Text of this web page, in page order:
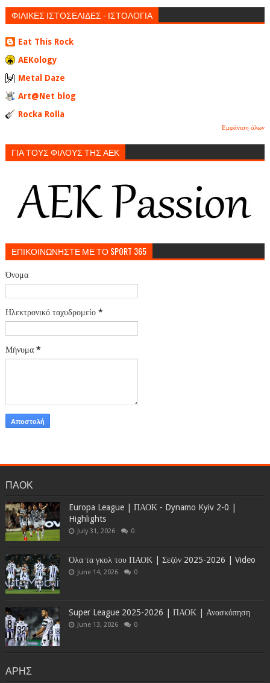
ΦΙΛΙΚΕΣ ΙΣΤΟΣΕΛΙΔΕΣ - ΙΣΤΟΛΟΓΙΑ
Eat This Rock
AEKology
Metal Daze
Art@Net blog
Rocka Rolla
Εμφάνιση όλων
ΓΙΑ ΤΟΥΣ ΦΙΛΟΥΣ ΤΗΣ ΑΕΚ
ΕΠΙΚΟΙΝΩΝΗΣΤΕ ΜΕ ΤΟ SPORT 365
Όνομα
Ηλεκτρονικό ταχυδρομείο *
Μήνυμα *
ΠΑΟΚ
Europa League | ΠΑΟΚ - Dynamo Kyiv 2-0 |
Highlights
July 31, 2026 0
Όλα τα γκολ του ΠΑΟΚ | Σεζόν 2025-2026 | Video
June 14, 2026 0
Super League 2025-2026 | ΠΑΟΚ | Ανασκόπηση
June 13, 2026 0
ΑΡΗΣ